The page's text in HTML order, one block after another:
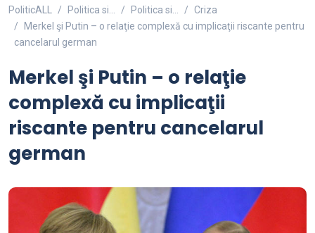
PoliticALL Politica si… Politica si...
Criza
Merkel şi Putin – o relaţie complexă cu implicaţii riscante pentru
cancelarul german
Merkel şi Putin – o relaţie
complexă cu implicaţii
riscante pentru cancelarul
german